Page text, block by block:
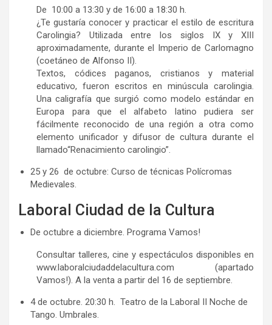
De 10:00 a 13:30 y de 16:00 a 18:30 h.
¿Te gustaría conocer y practicar el estilo de escritura
Carolingia? Utilizada entre los siglos IX y XIII
aproximadamente, durante el Imperio de Carlomagno
(coetáneo de Alfonso II).
Textos, códices paganos, cristianos y material
educativo, fueron escritos en minúscula carolingia.
Una caligrafía que surgió como modelo estándar en
Europa para que el alfabeto latino pudiera ser
fácilmente reconocido de una región a otra como
elemento unificador y difusor de cultura durante el
llamado“Renacimiento carolingio”.
25 y 26 de octubre: Curso de técnicas Polícromas
Medievales.
Laboral Ciudad de la Cultura
De octubre a diciembre. Programa Vamos!
Consultar talleres, cine y espectáculos disponibles en
www.laboralciudaddelacultura.com (apartado
Vamos!). A la venta a partir del 16 de septiembre.
4 de octubre. 20:30 h. Teatro de la Laboral II Noche de
Tango. Umbrales.